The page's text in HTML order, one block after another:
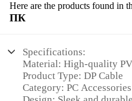
Here are the products found in
ПК
Specifications:
Material: High-quality
Product Type: DP Cable
Category: PC Accessories